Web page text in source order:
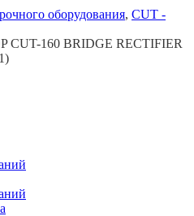
оборудования, CUT -
CUT-160 BRIDGE RECTIFIER